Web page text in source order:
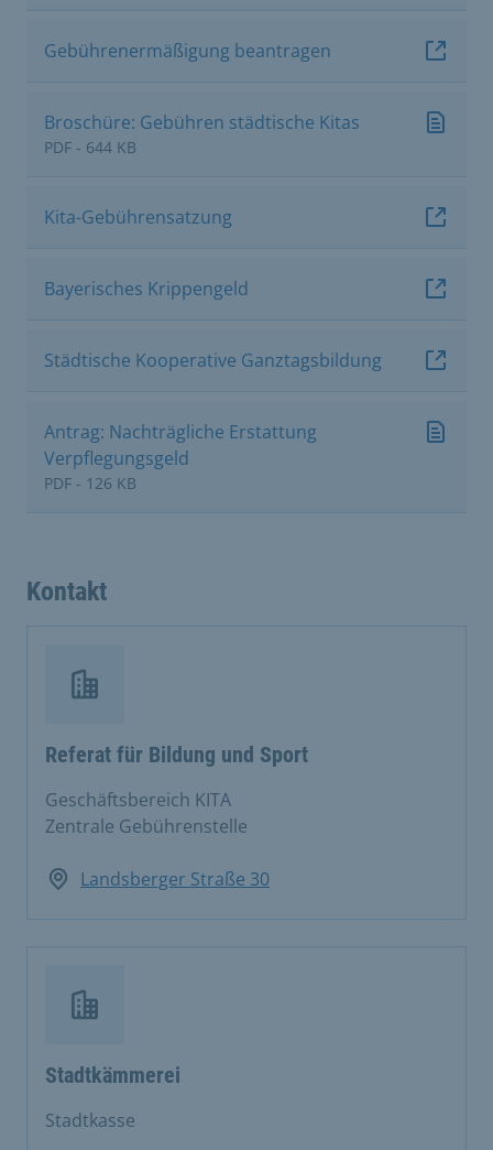
Gebührenermäßigung beantragen
Broschüre: Gebühren städtische Kitas
PDF - 644 KB
Kita-Gebührensatzung
Bayerisches Krippengeld
Städtische Kooperative Ganztagsbildung
Antrag: Nachträgliche Erstattung
Verpflegungsgeld
PDF - 126 KB
Kontakt
Referat für Bildung und Sport
Geschäftsbereich KITA
Zentrale Gebührenstelle
Landsberger Straße 30
Stadtkämmerei
Stadtkasse